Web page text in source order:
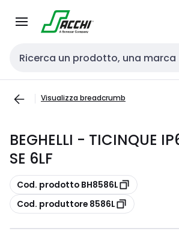
navigazionecontenuto
Cerca input
Visualizza breadcrumb
BEGHELLI - TICINQUE
SE 6LF
copia
Cod. prodotto BH8586L
copia
Cod. produttore 8586L